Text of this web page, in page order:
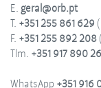
E. geral@orb.pt
T. +351 255 861 629
F. +351 255 892 208
Tlm. +351 917 890
WhatsApp +351 916